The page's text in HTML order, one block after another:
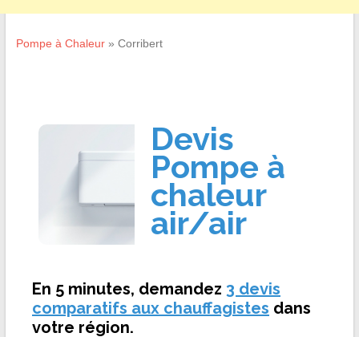
Pompe à Chaleur» Corribert